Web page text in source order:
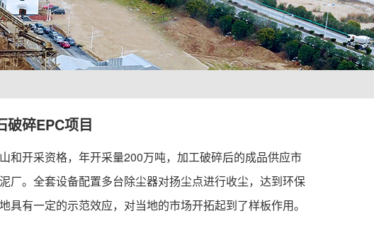
破碎EPC项目
和开采资格，年开采量200万吨，加工破碎后的成品供应市
厂。全套设备配置多台除尘器对扬尘点进行收尘，达到环保
具有一定的示范效应，对当地的市场开拓起到了样板作用。